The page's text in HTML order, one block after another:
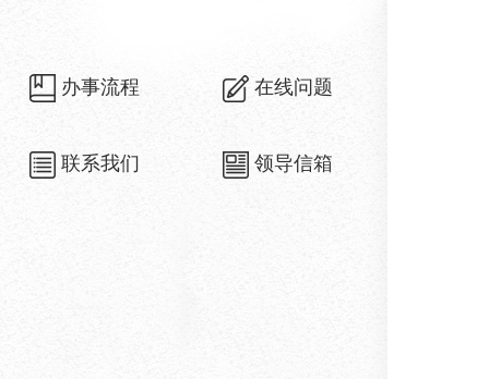
办事流程 在线问题
联系我们 领导信箱